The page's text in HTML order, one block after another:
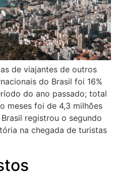
de viajantes de outros
do Brasil foi 16%
do ano passado; total
meses foi de 4,3 milhões
registrou o segundo
na chegada de turistas